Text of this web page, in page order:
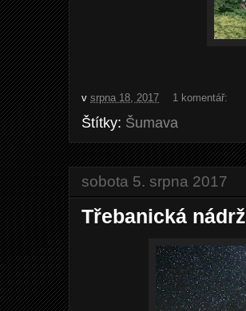
v srpna 18, 2017 1 komentář:
Štítky: Šumava
sobota 5. srpna 2017
Třebanická nádrž